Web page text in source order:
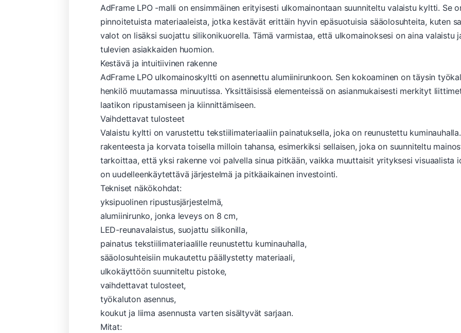
AdFrame LPO -malli on ensimmäinen erityisesti ulkomainontaan suunniteltu valaistu kyltti. Se
pinnoitetuista materiaaleista, jotka kestävät erittäin hyvin epäsuotuisia sääolosuhteita, kuten
valot on lisäksi suojattu silikonikuorella. Tämä varmistaa, että ulkomainoksesi on aina valaistu
tulevien asiakkaiden huomion.
Kestävä ja intuitiivinen rakenne
AdFrame LPO ulkomainoskyltti on asennettu alumiinirunkoon. Sen kokoaminen on täysin
henkilö muutamassa minuutissa. Yksittäisissä elementeissä on asianmukaisesti merkityt
laatikon ripustamiseen ja kiinnittämiseen.
Vaihdettavat tulosteet
Valaistu kyltti on varustettu tekstiilimateriaaliin painatuksella, joka on reunustettu
rakenteesta ja korvata toisella milloin tahansa, esimerkiksi sellaisen, joka on suunniteltu
tarkoittaa, että yksi rakenne voi palvella sinua pitkään, vaikka muuttaisit yrityksesi visuaalista
on uudelleenkäytettävä järjestelmä ja pitkäaikainen investointi.
Tekniset näkökohdat:
yksipuolinen ripustusjärjestelmä,
alumiinirunko, jonka leveys on 8 cm,
LED-reunavalaistus, suojattu silikonilla,
painatus tekstiilimateriaalille reunustettu kuminauhalla,
sääolosuhteisiin mukautettu päällystetty materiaali,
ulkokäyttöön suunniteltu pistoke,
vaihdettavat tulosteet,
työkaluton asennus,
koukut ja liima asennusta varten sisältyvät sarjaan.
Mitat: